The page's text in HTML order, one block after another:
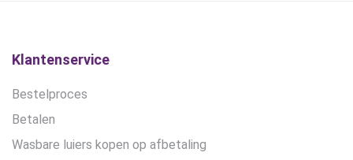
Klantenservice
Bestelproces
Betalen
Wasbare luiers kopen op afbetaling